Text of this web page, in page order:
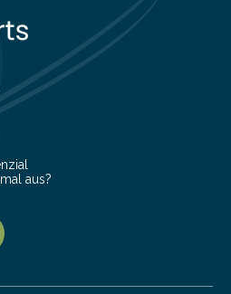
Lösung. Im
berichtet Peter
Managing Partner bei The
die
Dropbox ihre…
aus?